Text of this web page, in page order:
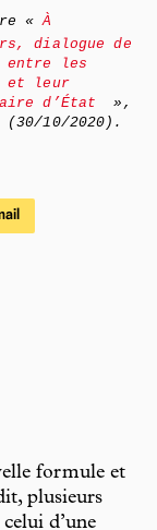
«À
dialogue de
entre les
et leur
d’État
»,
(30/10/2020).
formule et
plusieurs
d’une